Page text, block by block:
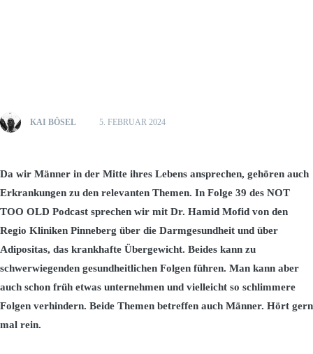
KAI BÖSEL 5. FEBRUAR 2024
Da wir Männer in der Mitte ihres Lebens ansprechen, gehören auch
Erkrankungen zu den relevanten Themen. In Folge 39 des NOT
TOO OLD Podcast sprechen wir mit Dr. Hamid Mofid von den
Regio Kliniken Pinneberg über die Darmgesundheit und über
Adipositas, das krankhafte Übergewicht. Beides kann zu
schwerwiegenden gesundheitlichen Folgen führen. Man kann aber
auch schon früh etwas unternehmen und vielleicht so schlimmere
Folgen verhindern. Beide Themen betreffen auch Männer. Hört gern
mal rein.